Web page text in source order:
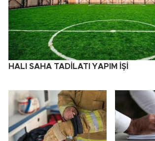
HALI SAHA TADİLATI YAPIM İŞİ